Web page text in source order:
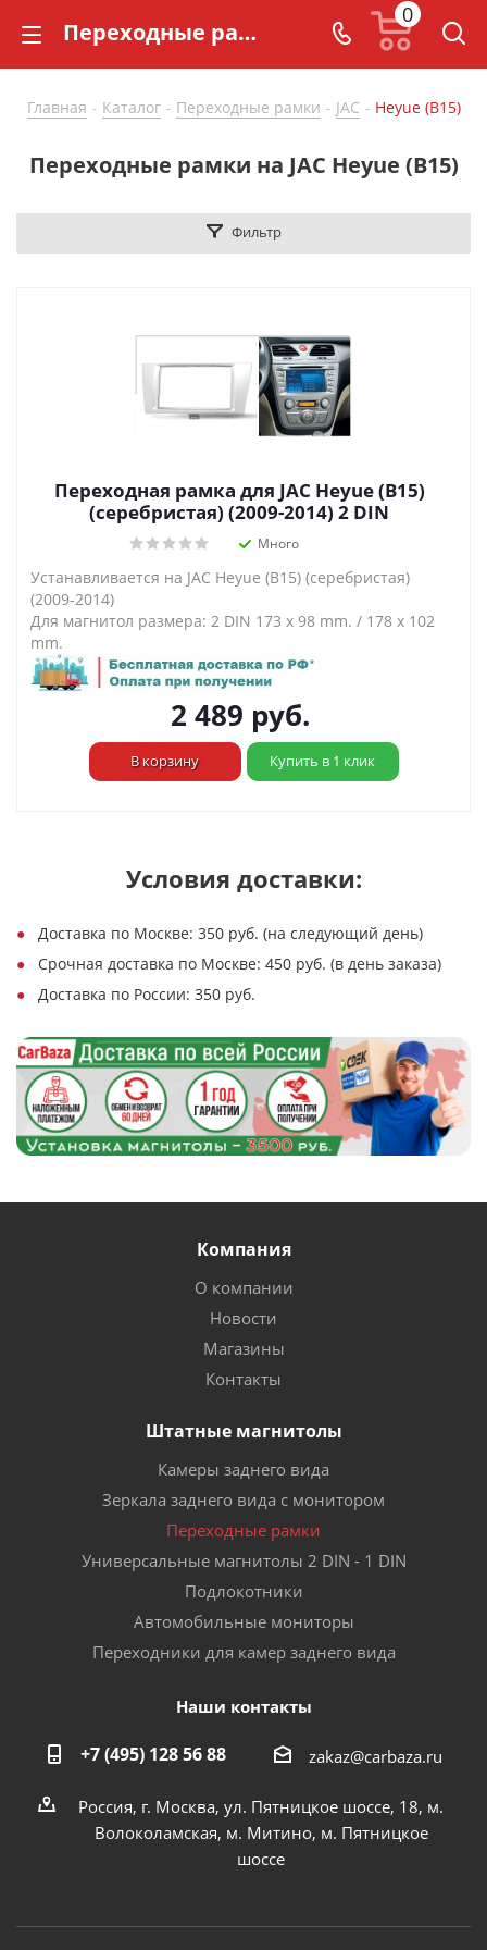
Переходные рамки на JAC Heyue (B15) купить по доступной цене - CarBaza
0
Главная - Каталог - Переходные рамки - JAC - Heyue (B15)
Переходные рамки на JAC Heyue (B15)
Фильтр
Переходная рамка для JAC Heyue (B15)
(серебристая) (2009-2014) 2 DIN
Много
Устанавливается на JAC Heyue (B15) (серебристая)
(2009-2014)
Для магнитол размера: 2 DIN 173 x 98 mm. / 178 x 102
mm.
2 489 руб.
В корзину Купить в 1 клик
Условия доставки:
Доставка по Москве: 350 руб. (на следующий день)
Срочная доставка по Москве: 450 руб. (в день заказа)
Доставка по России: 350 руб.
Компания
О компании
Новости
Магазины
Контакты
Штатные магнитолы
Камеры заднего вида
Зеркала заднего вида с монитором
Переходные рамки
Универсальные магнитолы 2 DIN - 1 DIN
Подлокотники
Автомобильные мониторы
Переходники для камер заднего вида
Наши контакты
+7 (495) 128 56 88 zakaz@carbaza.ru
Россия, г. Москва, ул. Пятницкое шоссе, 18, м.
Волоколамская, м. Митино, м. Пятницкое
шоссе